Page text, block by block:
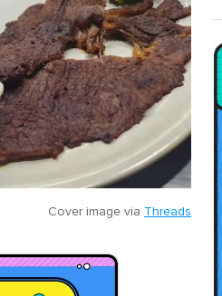
Cover image via Threads